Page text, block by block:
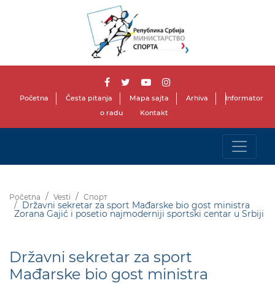
Početna Česta pitanja Mapa sajta Arhiva
Informator
o radu
Kontakt
Početna Vesti Спорт
Državni sekretar za sport Mađarske bio gost ministra
Zorana Gajić i posetio najmoderniji sportski centar u Srbiji
Državni sekretar za sport
Mađarske bio gost ministra